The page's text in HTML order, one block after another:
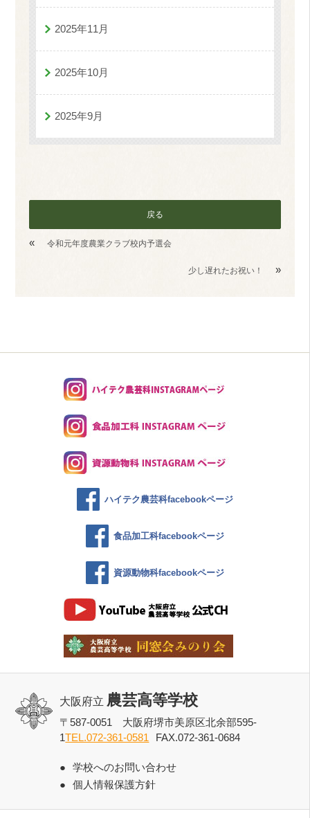
2025年11月
2025年10月
2025年9月
戻る
« 令和元年度農業クラブ校内予選会
少し遅れたお祝い！ »
ハイテク農芸科facebookページ
食品加工科facebookページ
資源動物科facebookページ
大阪府立 農芸高等学校
〒587-0051 大阪府堺市美原区北余部595-
1TEL.072-361-0581 FAX.072-361-0684
学校へのお問い合わせ
個人情報保護方針